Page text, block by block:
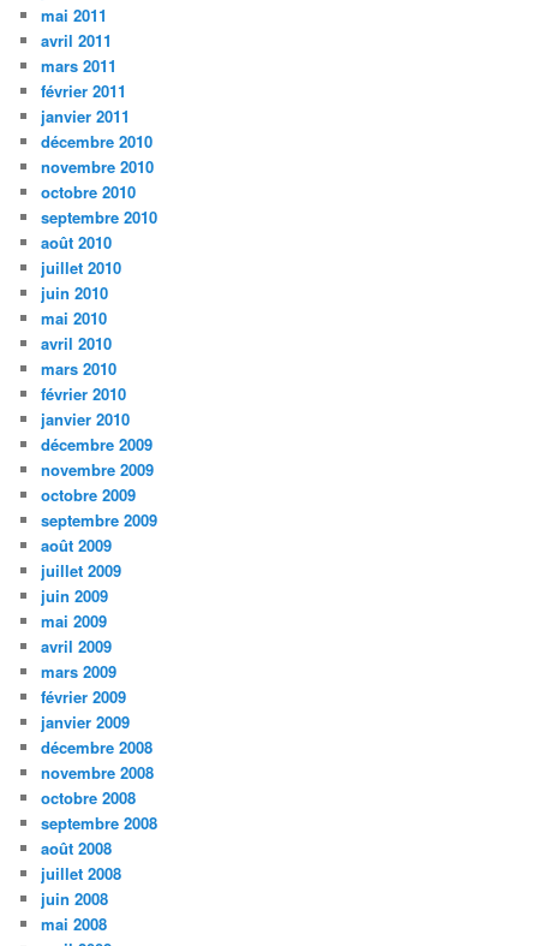
mai 2011
avril 2011
mars 2011
février 2011
janvier 2011
décembre 2010
novembre 2010
octobre 2010
septembre 2010
août 2010
juillet 2010
juin 2010
mai 2010
avril 2010
mars 2010
février 2010
janvier 2010
décembre 2009
novembre 2009
octobre 2009
septembre 2009
août 2009
juillet 2009
juin 2009
mai 2009
avril 2009
mars 2009
février 2009
janvier 2009
décembre 2008
novembre 2008
octobre 2008
septembre 2008
août 2008
juillet 2008
juin 2008
mai 2008